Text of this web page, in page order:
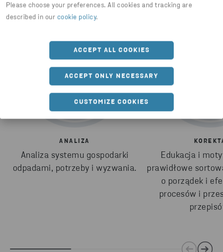
Please choose your preferences. All cookies and tracking are
described in our cookie policy.
ACCEPT ALL COOKIES
ACCEPT ONLY NECESSARY
CUSTOMIZE COOKIES
ANALIZA
Analiza systemu gospodarki
odpadami, potrzeby i wyzwania.
Edukacja i
prawidłowe
o porządek i
procesów i